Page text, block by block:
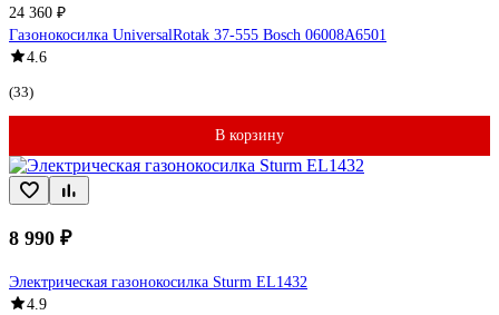
24 360 ₽
Газонокосилка UniversalRotak 37-555 Bosch 06008A6501
4.6
(33)
В корзину
8 990 ₽
Электрическая газонокосилка Sturm EL1432
4.9